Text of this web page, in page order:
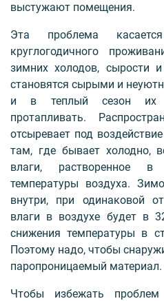
выстужают помещения.
Эта проблема
круглогодичного
зимних холодов, сырости
становятся сырыми и
и в теплый сезон их
протапливать.
отсыревает под
там, где бывает холодно,
влаги, растворенное
температуры воздуха.
внутри, при одинаковой
влаги в воздухе будет в
снижения температуры в
Поэтому надо, чтобы
паропроницаемый материал.
Чтобы избежать проблем